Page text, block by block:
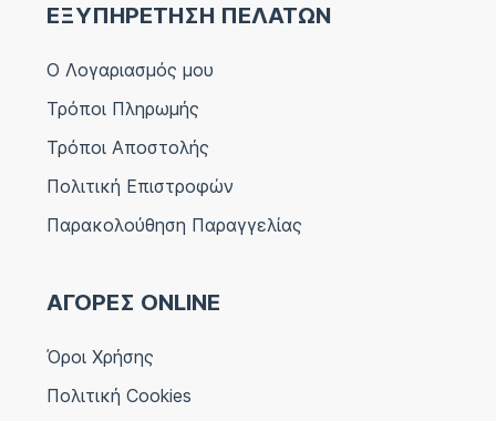
ΕΞΥΠΗΡΕΤΗΣΗ ΠΕΛΑΤΩΝ
Ο Λογαριασμός μου
Τρόποι Πληρωμής
Τρόποι Αποστολής
Πολιτική Επιστροφών
Παρακολούθηση Παραγγελίας
ΑΓΟΡΕΣ ONLINE
Όροι Χρήσης
Πολιτική Cookies